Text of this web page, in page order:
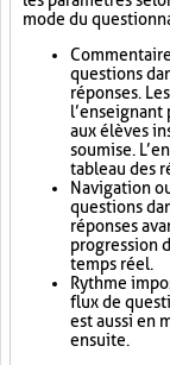
mode du
questions
réponses.
aux élèves
soumise.
tableau des
Navigation
questions
réponses
progression
temps réel.
Rythme
flux de
est aussi en
ensuite.